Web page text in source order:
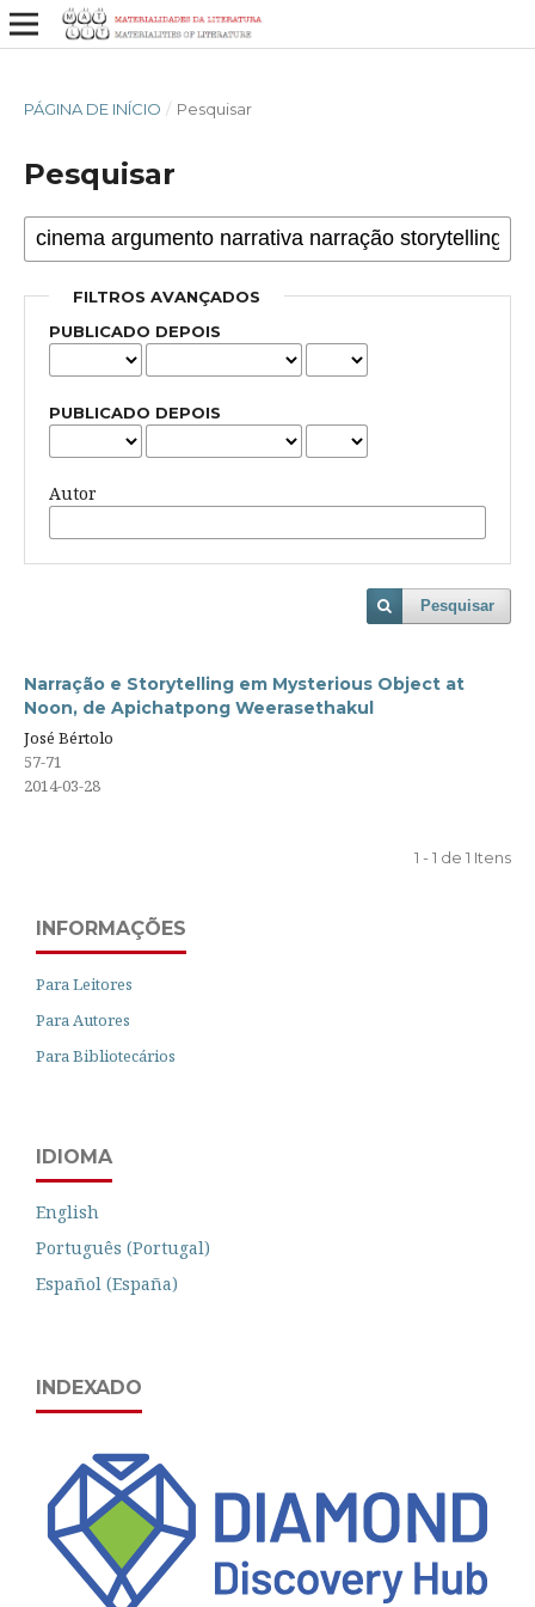
PÁGINA DE INÍCIO / Pesquisar
Pesquisar
FILTROS AVANÇADOS
PUBLICADO DEPOIS
PUBLICADO DEPOIS
Autor
Pesquisar
Narração e Storytelling em Mysterious Object at
Noon, de Apichatpong Weerasethakul
José Bértolo
57-71
2014-03-28
1 - 1 de 1 Itens
INFORMAÇÕES
Para Leitores
Para Autores
Para Bibliotecários
IDIOMA
English
Português (Portugal)
Español (España)
INDEXADO